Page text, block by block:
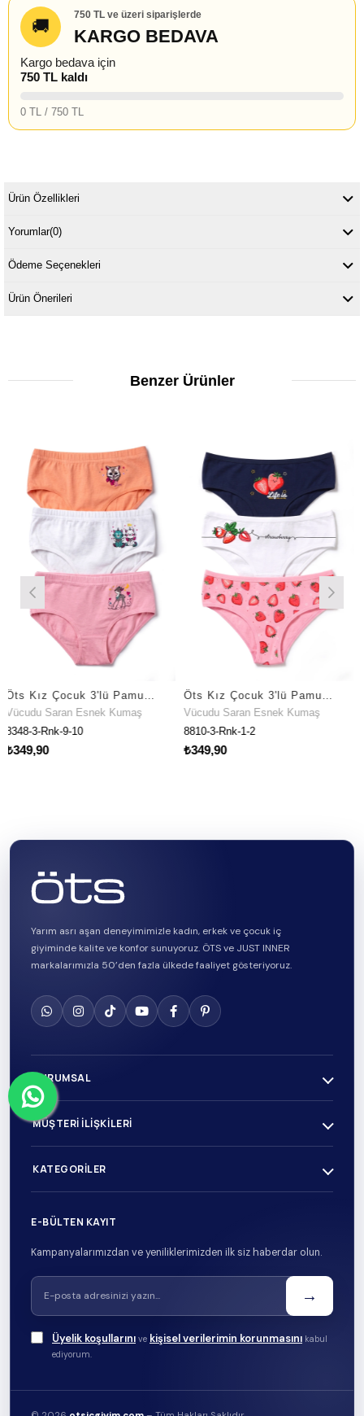
🚚
750 TL ve üzeri siparişlerde
KARGO BEDAVA
Kargo bedava için
750 TL kaldı
0 TL / 750 TL
Ürün Özellikleri
Yorumlar(0)
Ödeme Seçenekleri
Ürün Önerileri
Benzer Ürünler
Öts Kız Çocuk 3'lü Pamuklu Külot Baskılı Ekstra Konforlu Kalıp (8348-3)
Esnek Kumaş
9-10
Öts Kız Çocuk 3'lü Pamuklu Külot Baskılı Premium Günlük Kullanım (8810-3)
Vücudu Saran Esnek Kumaş
8810-3-Rnk-1-2
Vücudu
Yarım asrı aşan deneyimimizle kadın, erkek ve çocuk iç
giyiminde kalite ve konfor sunuyoruz. ÖTS ve JUST INNER
markalarımızla 50’den fazla ülkede faaliyet gösteriyoruz.
KURUMSAL
MÜŞTERI İLIŞKILERI
KATEGORILER
E-BÜLTEN KAYIT
Kampanyalarımızdan ve yeniliklerimizden ilk siz haberdar olun.
→
Üyelik koşullarını ve kişisel verilerimin korunmasını kabul
ediyorum.